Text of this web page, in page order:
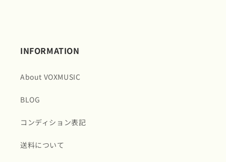
INFORMATION
About VOXMUSIC
BLOG
コンディション表記
送料について